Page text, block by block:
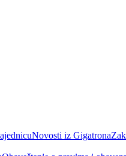
Novosti iz Gigatrona